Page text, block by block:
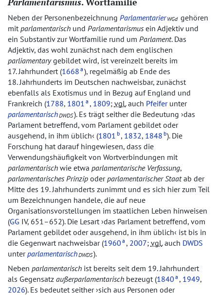
Neben der Personenbezeichnung Parlamentarier WGd gehören
mitparlamentarisch und Parlamentarismus ein Adjektiv und
ein Substantiv zur Wortfamilie rund um Parlament. Das
Adjektiv, das wohl zunächst nach dem englischen
parliamentarygebildet wird, ist vereinzelt bereits im
17. Jahrhundert (1668 a ), regelmäßig ab Ende des
18. Jahrhunderts im Deutschen nachweisbar, zunächst
ebenfalls als Exotismus und in Bezug auf England und
Frankreich (1788, 1801 a , 1809; vgl.auch Pfeiferunter
parlamentarischDWDS). Es trägt seither die Bedeutung das
Parlament betreffend, vom Parlament gebildet oder
ausgehend, in ihm üblich (1801 b , 1832, 1848 b). Die
Forschung hat darauf hingewiesen, dass die
Verwendungshäufigkeit von Wortverbindungen mit
parlamentarisch wie etwa parlamentarische Verfassung,
parlamentarisches Prinzip oderparlamentarischer Staatab der
Mitte des 19. Jahrhunderts zunimmt und es sich hier zum Teil
um Bezeichnungen handele, die auf neue
Organisationsvorstellungen im staatlichen Leben hinweisen
(GG IV, 651–652). Die Lesart das Parlament betreffend, vom
Parlament gebildet oder ausgehend, in ihm üblich ist bis in
die Gegenwart nachweisbar (1960 a , 2007; vgl.auch DWDS
unterparlamentarischDWDS).
Neben parlamentarisch ist bereits seit dem 19. Jahrhundert
als Gegensatz außerparlamentarisch bezeugt (1840 a , 1949,
2026). Es bedeutet seither sich aus Personen oder